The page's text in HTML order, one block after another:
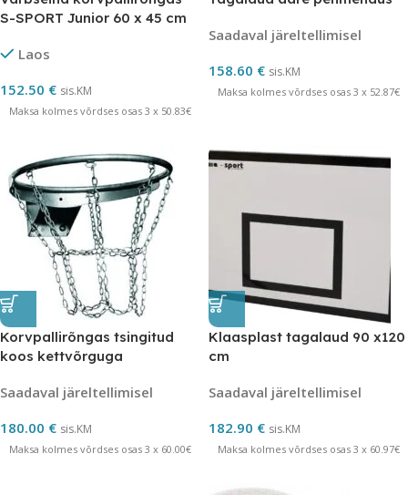
S-SPORT Junior 60 x 45 cm
Laos
152.50 € sis.KM
Maksa kolmes võrdses osas 3 x 50.83€
Saadaval järeltellimisel
158.60 € sis.KM
Maksa kolmes võrdses osas 3 x 52.87€
Korvpallirõngas tsingitud
koos kettvõrguga
Saadaval järeltellimisel
180.00 € sis.KM
Maksa kolmes võrdses osas 3 x 60.00€
Klaasplast tagalaud 90 x120
cm
Saadaval järeltellimisel
182.90 € sis.KM
Maksa kolmes võrdses osas 3 x 60.97€